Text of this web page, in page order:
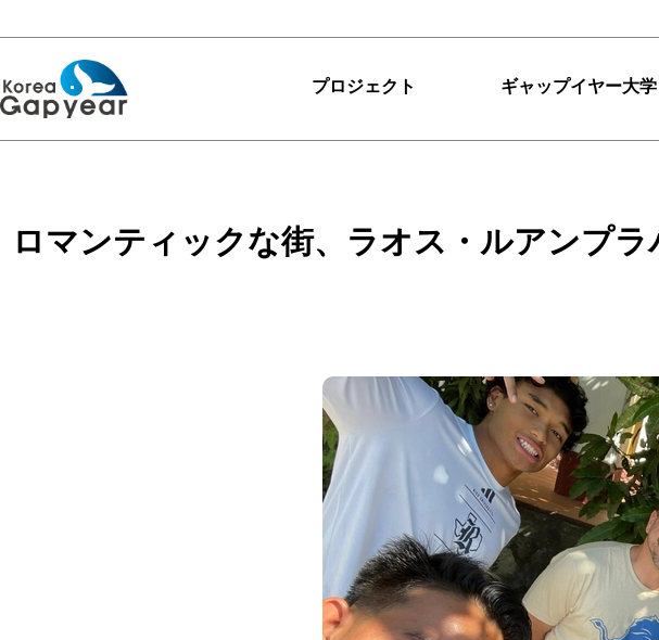
プロジェクト ギャップイヤー大学
レビュー
す
ギャップイヤーミッ
ョン
ロマンティックな街、ラオス・ルアンプ